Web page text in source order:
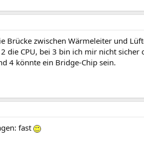
Brücke zwischen Wärmeleiter und
die CPU, bei 3 bin ich mir nicht
4 könnte ein Bridge-Chip sein.
fast